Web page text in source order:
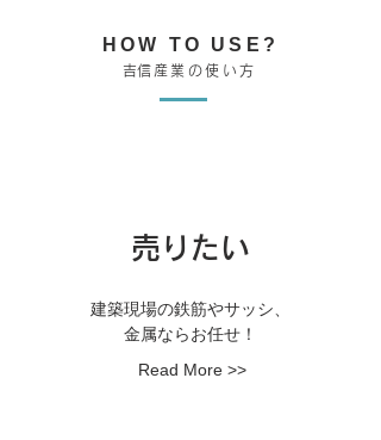
​HOW TO USE?
​吉信産業の使い方
​売りたい
建築現場の鉄筋やサッシ、
金属ならお任せ！
Read More >>